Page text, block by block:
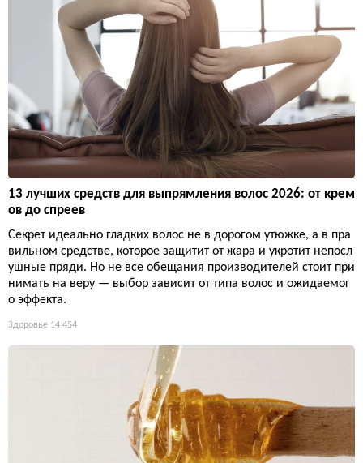
13 лучших средств для выпрямления волос 2026: от крем
ов до спреев
Секрет идеально гладких волос не в дорогом утюжке, а в пра
вильном средстве, которое защитит от жара и укротит непосл
ушные пряди. Но не все обещания производителей стоит при
нимать на веру — выбор зависит от типа волос и ожидаемог
о эффекта.
Здоровье 14 454